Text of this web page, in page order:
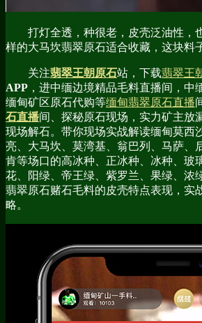
打灯全透，种很老，皮壳泛油性，
样的大马坎翡翠原石适合收藏，这块料
关注翡翠王朝原石站，下载翡翠王
APP ，进中缅边境精品毛料直播间，中
缅甸矿区原石代购等缅甸翡翠原石直播
石直播间、探秘原石现场，实力矿主放
现场解石。带你现场实战解读缅甸莫西
亮、大马坎、莫湾基、翁巴列、马萨、
肯等场口的高冰种、正冰种、冰种、玻
花、阳绿、帝王绿、紫罗兰、果绿、浓
翡翠原石赌石毛料的皮壳特点表现，实
略。